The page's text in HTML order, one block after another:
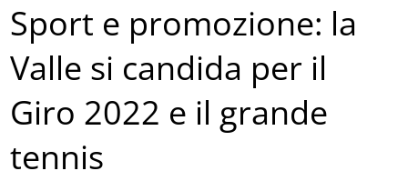
Sport e promozione: la
Valle si candida per il
Giro 2022 e il grande
tennis